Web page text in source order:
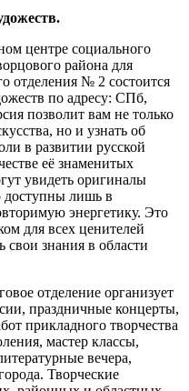
центре социального
района для
отделения № 2 состоится
по адресу: СПб,
позволит вам не только
но и узнать об
в развитии русской
её знаменитых
увидеть оригиналы
доступны лишь в
энергетику. Это
для всех ценителей
свои знания в области
отделение организует
праздничные концерты,
прикладного творчества
мастер классы,
вечера,
Творческие